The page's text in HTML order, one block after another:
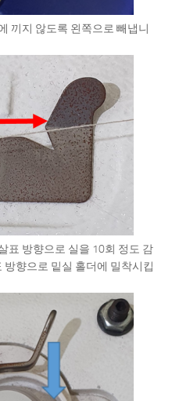
끼지 않도록 왼쪽으로 빼냅니
표 방향으로 실을 10회 정도 감
방향으로 밑실 홀더에 밀착시킵